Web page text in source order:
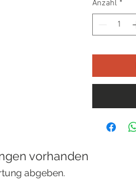
Anzahl *
vorhanden
abgeben.